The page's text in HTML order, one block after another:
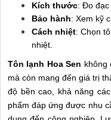
Kích thước: Đo đạc
Bảo hành: Xem kỹ
Cách nhiệt: Chọn
nhiệt.
Tôn lạnh Hoa Sen không
mà còn mang đến giá trị
độ bền cao, khả năng
phẩm đáp ứng được nhu